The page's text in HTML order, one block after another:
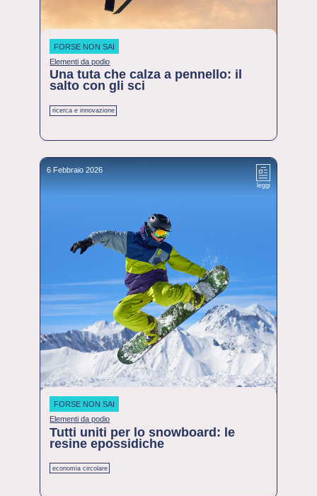
FORSE NON SAI
Elementi da podio
Una tuta che calza a pennello: il
salto con gli sci
ricerca e innovazione
6 Febbraio 2026
leggi
FORSE NON SAI
Elementi da podio
Tutti uniti per lo snowboard: le
resine epossidiche
economia circolare